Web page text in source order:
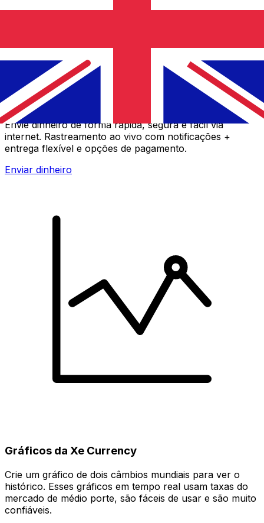
Transferência internacional de dinheiro Xe
Envie dinheiro de forma rápida, segura e fácil via
internet. Rastreamento ao vivo com notificações +
entrega flexível e opções de pagamento.
Enviar dinheiro
Gráficos da Xe Currency
Crie um gráfico de dois câmbios mundiais para ver o
histórico. Esses gráficos em tempo real usam taxas do
mercado de médio porte, são fáceis de usar e são muito
confiáveis.